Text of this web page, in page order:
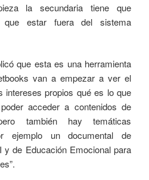
la secundaria tiene que
que estar fuera del sistema
que esta es una herramienta
van a empezar a ver el
intereses propios qué es lo que
acceder a contenidos de
también hay temáticas
ejemplo un documental de
y de Educación Emocional para